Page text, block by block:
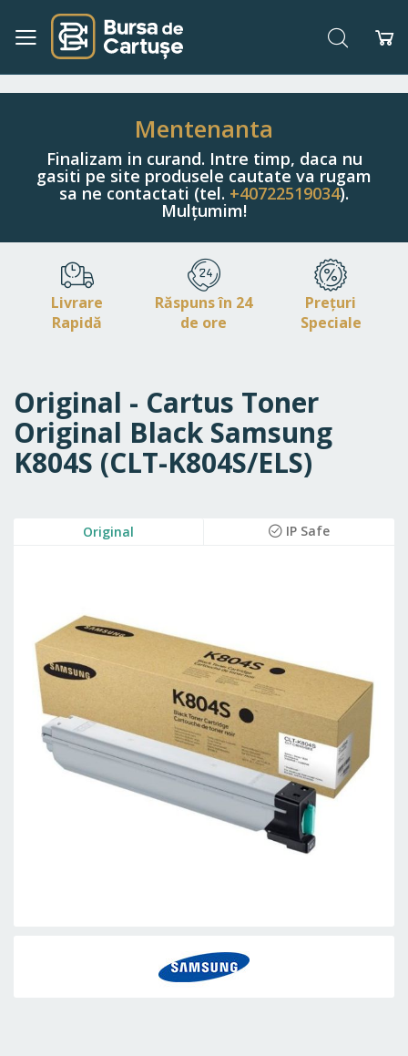
Navigați
Conținut
Căutare
Mentenanta
Finalizam in curand. Intre timp, daca nu
gasiti pe site produsele cautate va rugam
sa ne contactati (tel. +40722519034).
Mulțumim!
Livrare
Rapidă
Răspuns în 24
de ore
Prețuri
Speciale
Original - Cartus Toner
Original Black Samsung
K804S (CLT-K804S/ELS)
images
gallery
Original IP Safe